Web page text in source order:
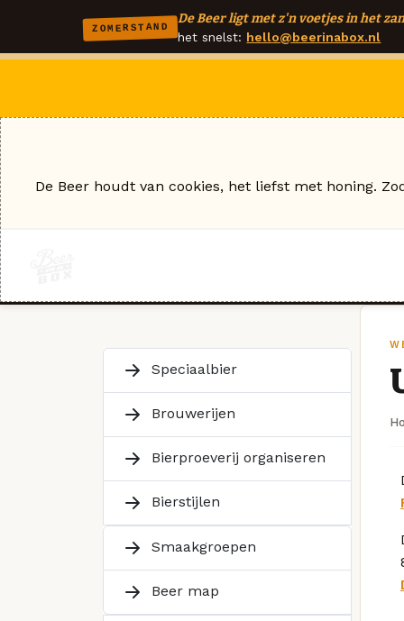
ZOMERSTAND
De Beer ligt met z'n voetjes in het
het snelst: hello@beerinabox.nl
Speciaalbier
Brouwerijen
Bierproeverij organiseren
Bierstijlen
Smaakgroepen
Beer map
De Beer houdt van cookies, het liefst met honing.